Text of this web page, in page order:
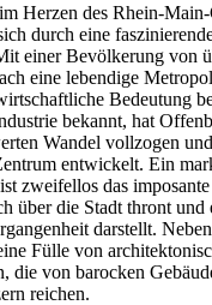
Herzen des Rhein-
durch eine
einer Bevölkerung von
eine lebendige
Bedeutung
bekannt, hat
Wandel vollzogen
entwickelt. Ein
zweifellos das imposante
über die Stadt thront
darstellt.
Fülle von
die von barocken
reichen.